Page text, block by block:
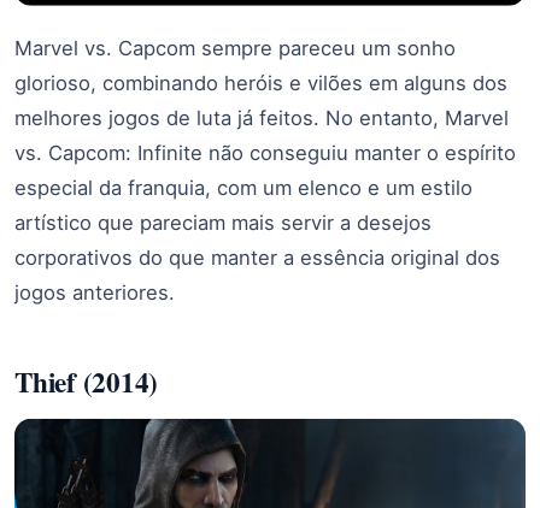
Marvel vs. Capcom sempre pareceu um sonho
glorioso, combinando heróis e vilões em alguns dos
melhores jogos de luta já feitos. No entanto, Marvel
vs. Capcom: Infinite não conseguiu manter o espírito
especial da franquia, com um elenco e um estilo
artístico que pareciam mais servir a desejos
corporativos do que manter a essência original dos
jogos anteriores.
Thief (2014)